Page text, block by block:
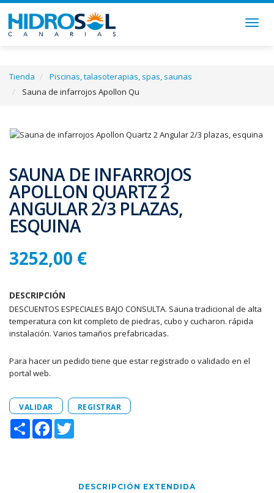
Tienda
Piscinas, talasoterapias, spas, saunas
Sauna de infarrojos Apollon Qu
SAUNA DE INFARROJOS
APOLLON QUARTZ 2
ANGULAR 2/3 PLAZAS,
ESQUINA
3252,00 €
DESCRIPCIÓN
DESCUENTOS ESPECIALES BAJO CONSULTA. Sauna tradicional de alta
temperatura con kit completo de piedras, cubo y cucharon. rápida
instalación. Varios tamaños prefabricadas.
Para hacer un pedido tiene que estar registrado o validado en el
portal web.
VALIDAR REGISTRAR
Share Facebook
DESCRIPCIÓN EXTENDIDA